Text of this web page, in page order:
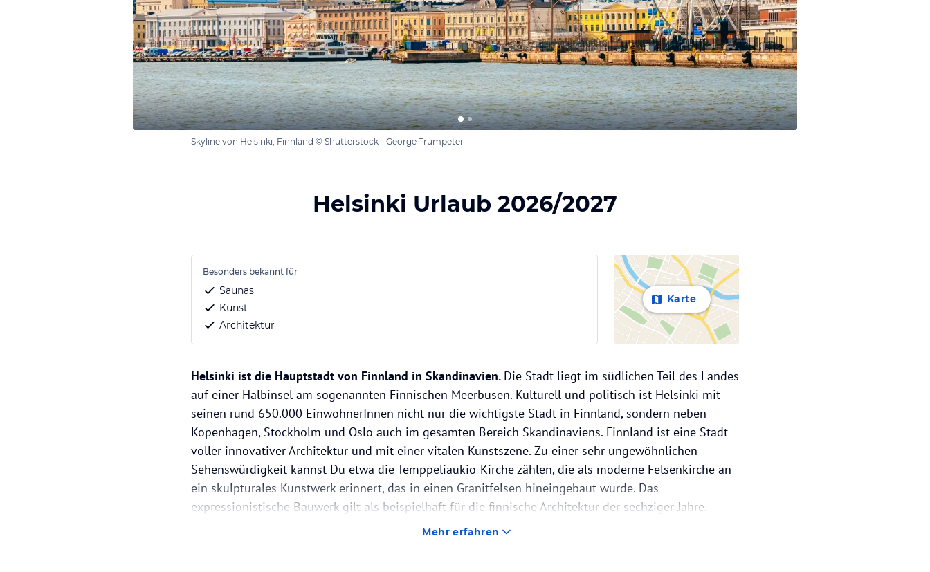
Skyline von Helsinki, Finnland © Shutterstock - George Trumpeter
Helsinki Urlaub 2026/2027
Besonders bekannt für
Saunas
Kunst
Architektur
Karte
Helsinki ist die Hauptstadt von Finnland in Skandinavien. Die Stadt liegt im südlichen Teil des Landes
auf einer Halbinsel am sogenannten Finnischen Meerbusen. Kulturell und politisch ist Helsinki mit
seinen rund 650.000 EinwohnerInnen nicht nur die wichtigste Stadt in Finnland, sondern neben
Kopenhagen, Stockholm und Oslo auch im gesamten Bereich Skandinaviens. Finnland ist eine Stadt
voller innovativer Architektur und mit einer vitalen Kunstszene. Zu einer sehr ungewöhnlichen
Sehenswürdigkeit kannst Du etwa die Temppeliaukio-Kirche zählen, die als moderne Felsenkirche an
ein skulpturales Kunstwerk erinnert, das in einen Granitfelsen hineingebaut wurde. Das
expressionistische Bauwerk gilt als beispielhaft für die finnische Architektur der sechziger Jahre.
Kunst und Architektur spielen in Helsinki ohnehin eine große Rolle.
Mehr erfahren